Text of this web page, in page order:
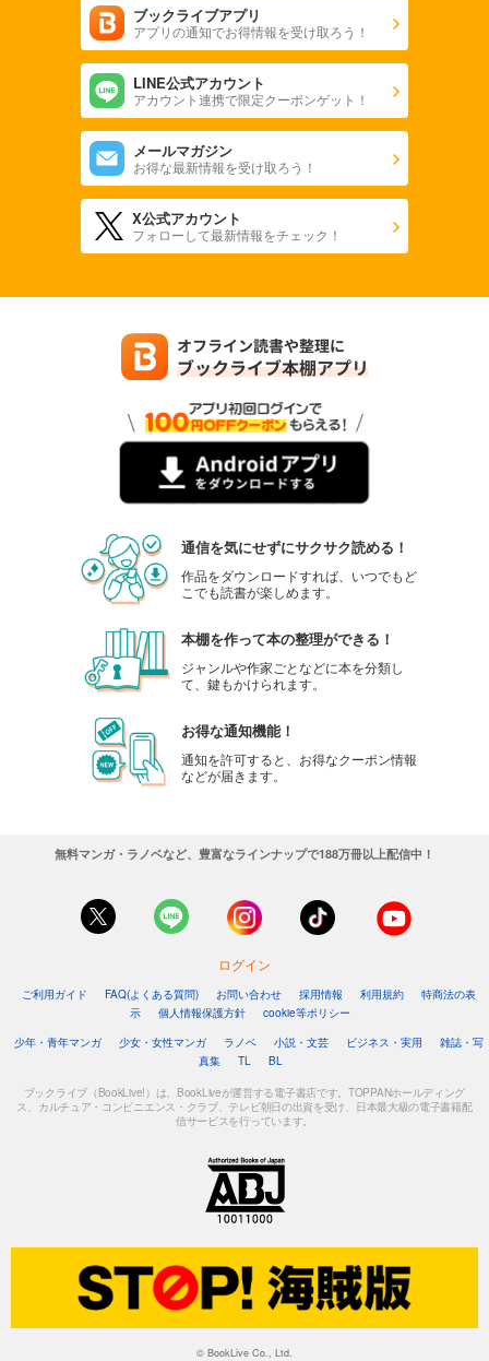
ブックライブアプリ
アプリの通知でお得情報を受け取ろう！
LINE公式アカウント
アカウント連携で限定クーポンゲット！
メールマガジン
お得な最新情報を受け取ろう！
X公式アカウント
フォローして最新情報をチェック！
通信を気にせずにサクサク読める！
作品をダウンロードすれば、いつでもど
こでも読書が楽しめます。
本棚を作って本の整理ができる！
ジャンルや作家ごとなどに本を分類し
て、鍵もかけられます。
お得な通知機能！
通知を許可すると、お得なクーポン情報
などが届きます。
無料マンガ・ラノベなど、豊富なラインナップで188万冊以上配信中！
ログイン
ご利用ガイド FAQ(よくある質問) お問い合わせ 採用情報 利用規約
特商法の表
示
個人情報保護方針
cookie等ポリシー
少年・青年マンガ
少女・女性マンガ ラノベ 小説・文芸 ビジネス・実用
雑誌・写
真集
TL BL
ブックライブ（BookLive!）は、BookLiveが運営する電子書店です。TOPPANホールディング
ス、カルチュア・コンビニエンス・クラブ、テレビ朝日の出資を受け、日本最大級の電子書籍配
信サービスを行っています。
© BookLive Co., Ltd.